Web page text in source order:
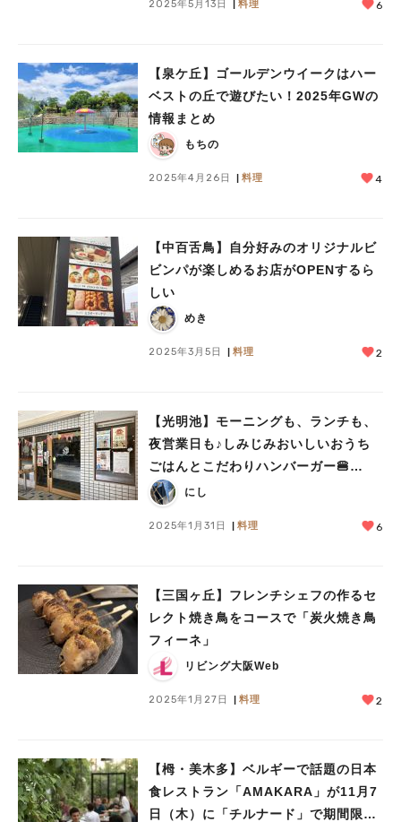
2025年5月13日 料理 6
【泉ケ丘】ゴールデンウイークはハー
ベストの丘で遊びたい！2025年GWの
情報まとめ
もちの
2025年4月26日 料理 4
【中百舌鳥】自分好みのオリジナルビ
ビンパが楽しめるお店がOPENするら
しい
めき
2025年3月5日 料理 2
【光明池】モーニングも、ランチも、
夜営業日も♪しみじみおいしいおうち
ごはんとこだわりハンバーガー🍔
の”でんでんカフェ”
にし
2025年1月31日 料理 6
【三国ヶ丘】フレンチシェフの作るセ
レクト焼き鳥をコースで「炭火焼き鳥
フィーネ」
リビング大阪Web
2025年1月27日 料理 2
【栂・美木多】ベルギーで話題の日本
食レストラン「AMAKARA」が11月7
日（木）に「チルナード」で期間限定